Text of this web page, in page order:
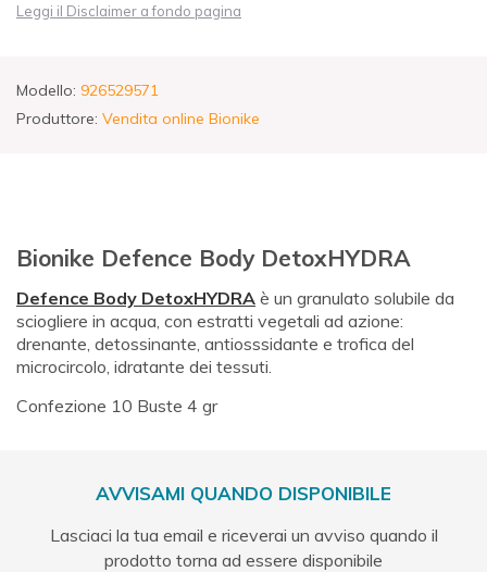
Leggi il Disclaimer a fondo pagina
Modello: 926529571
Produttore: Vendita online Bionike
Bionike Defence Body DetoxHYDRA
Defence Body DetoxHYDRA è un granulato solubile da
sciogliere in acqua, con estratti vegetali ad azione:
drenante, detossinante, antiosssidante e trofica del
microcircolo, idratante dei tessuti.
Confezione 10 Buste 4 gr
AVVISAMI QUANDO DISPONIBILE
Lasciaci la tua email e riceverai un avviso quando il
prodotto torna ad essere disponibile